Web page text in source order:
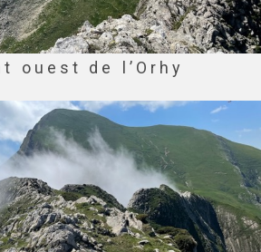
ouest de l’Orhy